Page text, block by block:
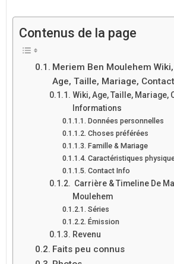
Contenus de la page
Meriem Ben Moulehem
Age, Taille, Mariage,
Wiki, Age, Taille, Mariage,
Informations
Données personnelles
Choses préférées
Famille & Mariage
Caractéristiques
Contact Info
Carrière & Timeline De
Moulehem
Séries
Émission
Revenu
Faits peu connus